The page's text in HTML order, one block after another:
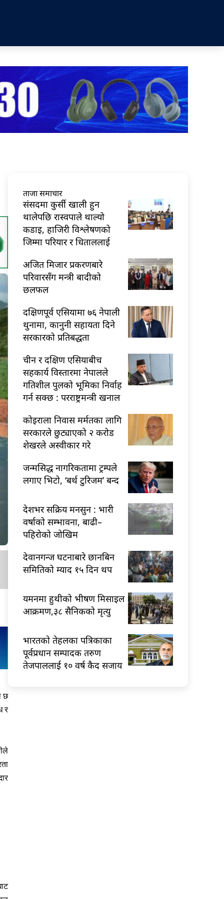
छ
र
ताजा समाचार
संसदमा कुर्सी खाली हुन
थालेपछि रास्वपाले थाल्यो
कडाइ, हाजिरी विश्लेषणको
जिम्मा परियार र धिताललाई
अजित मिजार प्रकरणबारे
परिवारसँग मन्त्री बादीको
छलफल
दक्षिणपूर्व एसियामा ७६ नेपाली
थुनामा, कानुनी सहायता दिने
सरकारको प्रतिबद्धता
चीन र दक्षिण एसियाबीच
सहकार्य विस्तारमा नेपालले
गतिशील पुलको भूमिका निर्वाह
गर्न सक्छ : परराष्ट्रमन्त्री खनाल
कोइराला निवास मर्मतका लागि
सरकारले छुट्याएको २ करोड
शेखरले अस्वीकार गरे
जन्मसिद्ध नागरिकतामा ट्रम्पले
लगाए भिटो, ‘बर्थ टुरिजम’ बन्द
देशभर सक्रिय मनसुन : भारी
वर्षाको सम्भावना, बाढी–
पहिरोको जोखिम
देवानगन्ज घटनाबारे छानबिन
समितिको म्याद १५ दिन थप
यमनमा हुथीको भीषण मिसाइल
आक्रमण,३८ सैनिकको मृत्यु
भारतकाे तेहलका पत्रिकाका
पूर्वप्रधान सम्पादक तरुण
तेजपाललाई १० वर्ष कैद सजाय